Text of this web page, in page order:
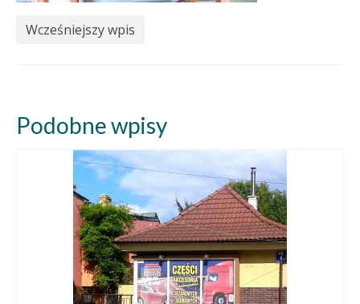
Wcześniejszy wpis
Podobne wpisy